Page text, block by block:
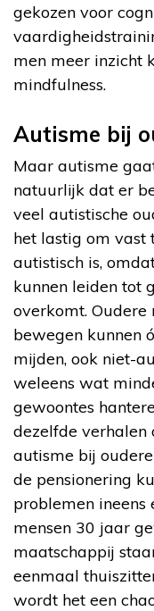
gekozen voor
men meer inzicht
mindfulness.
Autisme bij
Maar autisme
natuurlijk dat er
veel autistische
het lastig om vast
autistisch is,
kunnen leiden tot
overkomt. Oudere
bewegen kunnen
mijden, ook niet-
weleens wat
gewoontes
dezelfde verhalen
autisme bij
de pensionering
problemen ineens
mensen 30 jaar
maatschappij
eenmaal
wordt het een